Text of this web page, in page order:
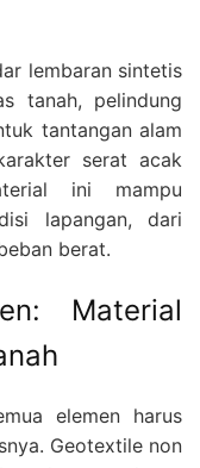
lembaran sintetis
tanah, pelindung
tantangan alam
serat acak
ini mampu
lapangan, dari
berat.
Material
elemen harus
Geotextile non